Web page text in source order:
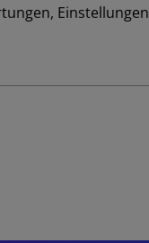
Einstellungen